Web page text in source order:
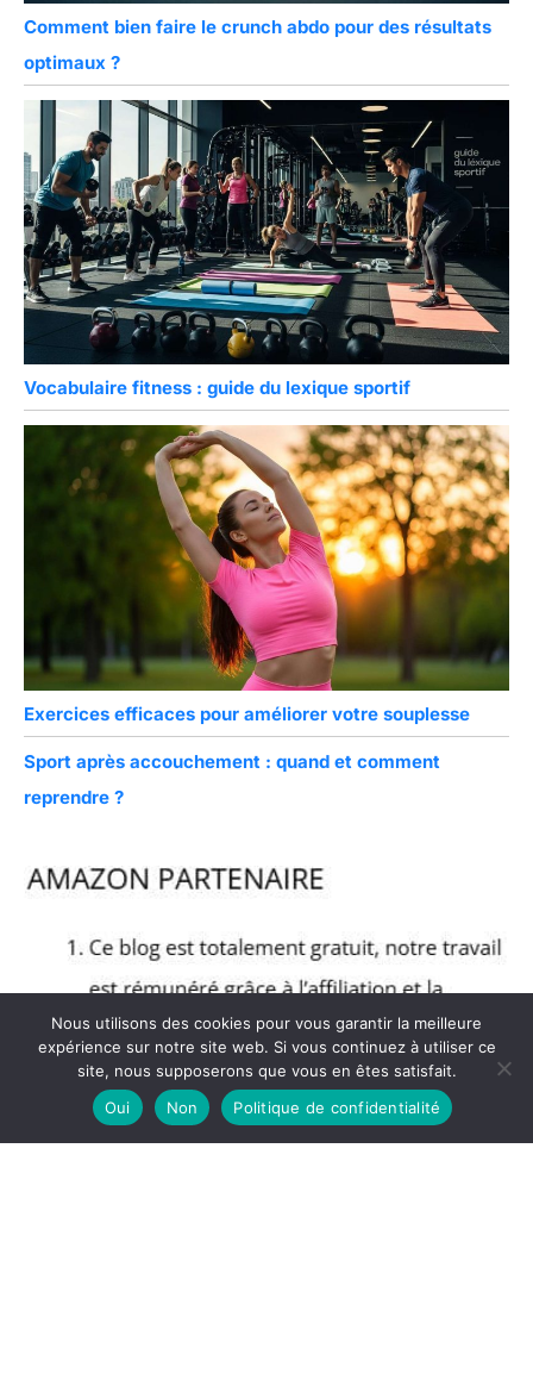
Comment bien faire le crunch abdo pour des résultats
optimaux ?
Vocabulaire fitness : guide du lexique sportif
Exercices efficaces pour améliorer votre souplesse
Sport après accouchement : quand et comment
reprendre ?
Nous utilisons des cookies pour vous garantir la meilleure
expérience sur notre site web. Si vous continuez à utiliser ce
site, nous supposerons que vous en êtes satisfait.
Oui
Non Politique de confidentialité